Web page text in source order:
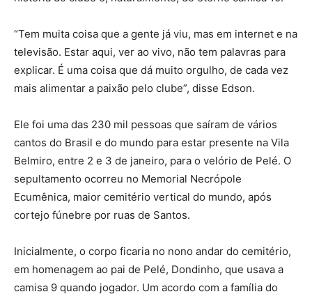
“Tem muita coisa que a gente já viu, mas em internet e na
televisão. Estar aqui, ver ao vivo, não tem palavras para
explicar. É uma coisa que dá muito orgulho, de cada vez
mais alimentar a paixão pelo clube”, disse Edson.
Ele foi uma das 230 mil pessoas que saíram de vários
cantos do Brasil e do mundo para estar presente na Vila
Belmiro, entre 2 e 3 de janeiro, para o velório de Pelé. O
sepultamento ocorreu no Memorial Necrópole
Ecumênica, maior cemitério vertical do mundo, após
cortejo fúnebre por ruas de Santos.
Inicialmente, o corpo ficaria no nono andar do cemitério,
em homenagem ao pai de Pelé, Dondinho, que usava a
camisa 9 quando jogador. Um acordo com a família do